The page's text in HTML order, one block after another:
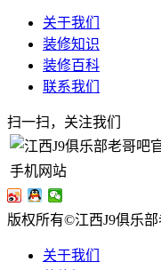
关于我们
装修知识
装修百科
联系我们
扫一扫，关注我们
手机网站
版权所有©江西J9俱乐
关于我们